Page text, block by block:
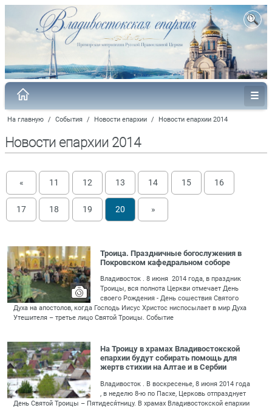
На главную / События / Новости епархии / Новости епархии 2014
Новости епархии 2014
« 11 12 13 14 15 16
17 18 19 20 »
Троица. Праздничные богослужения в
Покровском кафедральном соборе
Владивосток . 8 июня 2014 года, в праздник
Троицы, вся полнота Церкви отмечает День
своего Рождения - День сошествия Святого
Духа на апостолов, когда Господь Иисус Христос ниспосылает в мир Духа
Утешителя – третье лицо Святой Троицы. Событие
На Троицу в храмах Владивостокской
епархии будут собирать помощь для
жертв стихии на Алтае и в Сербии
Владивосток . В воскресенье, 8 июня 2014 года
, в неделю 8-ю по Пасхе, Церковь отпразднует
День Святой Троицы – Пятидеся́тницу. В храмах Владивостокской епархии